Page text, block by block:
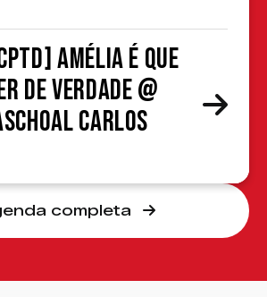
Amélia é que
de verdade @
Carlos
completa